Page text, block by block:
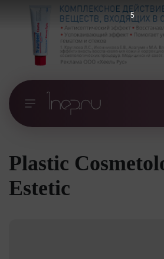
Plastic
Estetic
4